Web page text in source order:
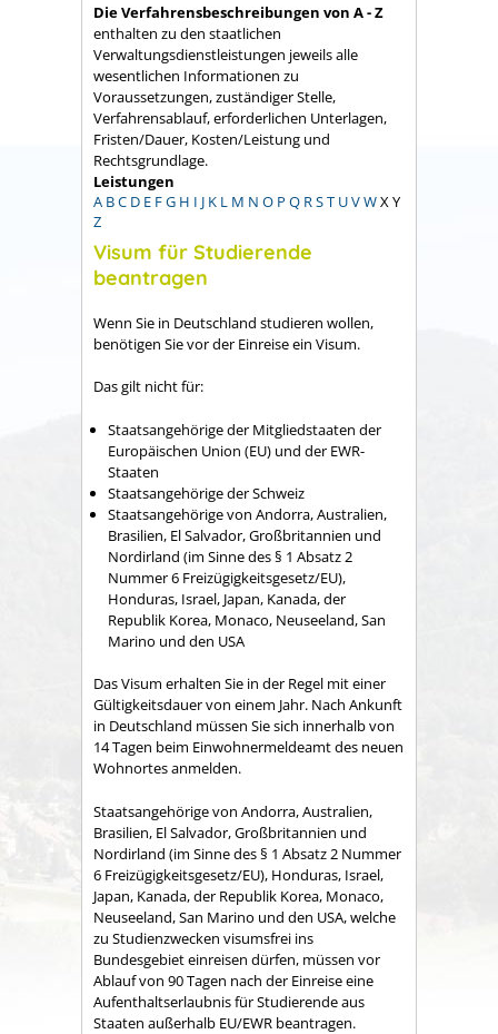
Die Verfahrensbeschreibungen von A - Z
enthalten zu den staatlichen
Verwaltungsdienstleistungen jeweils alle
wesentlichen Informationen zu
Voraussetzungen, zuständiger Stelle,
Verfahrensablauf, erforderlichen Unterlagen,
Fristen/Dauer, Kosten/Leistung und
Rechtsgrundlage.
Leistungen
A BC D E FG H I J K L M N O P Q RST UVWX Y
Z
Visum für Studierende
beantragen
Wenn Sie in Deutschland studieren wollen,
benötigen Sie vor der Einreise ein Visum.
Das gilt nicht für:
Staatsangehörige der Mitgliedstaaten der
Europäischen Union (EU) und der EWR-
Staaten
Staatsangehörige der Schweiz
Staatsangehörige von Andorra, Australien,
Brasilien, El Salvador, Großbritannien und
Nordirland (im Sinne des § 1 Absatz 2
Nummer 6 Freizügigkeitsgesetz/EU),
Honduras, Israel, Japan, Kanada, der
Republik Korea, Monaco, Neuseeland, San
Marino und den USA
Das Visum erhalten Sie in der Regel mit einer
Gültigkeitsdauer von einem Jahr. Nach Ankunft
in Deutschland müssen Sie sich innerhalb von
14 Tagen beim Einwohnermeldeamt des neuen
Wohnortes anmelden.
Staatsangehörige von Andorra, Australien,
Brasilien, El Salvador, Großbritannien und
Nordirland (im Sinne des § 1 Absatz 2 Nummer
6 Freizügigkeitsgesetz/EU), Honduras, Israel,
Japan, Kanada, der Republik Korea, Monaco,
Neuseeland, San Marino und den USA, welche
zu Studienzwecken visumsfrei ins
Bundesgebiet einreisen dürfen, müssen vor
Ablauf von 90 Tagen nach der Einreise eine
Aufenthaltserlaubnis für Studierende aus
Staaten außerhalb EU/EWR beantragen.